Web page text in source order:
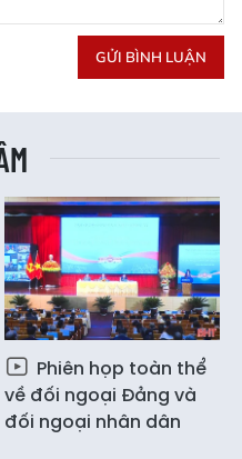
GỬI BÌNH LUẬN
Phiên họp toàn thể
về đối ngoại Đảng và
đối ngoại nhân dân